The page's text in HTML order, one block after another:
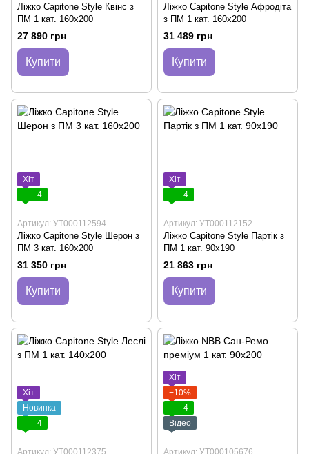
Ліжко Capitone Style Квінс з
ПМ 1 кат. 160x200
27 890 грн
Купити
Ліжко Capitone Style Афродіта
з ПМ 1 кат. 160x200
31 489 грн
Купити
Хіт
4
Артикул: УТ000112594
Ліжко Capitone Style Шерон з
ПМ 3 кат. 160x200
31 350 грн
Купити
Хіт
4
Артикул: УТ000112152
Ліжко Capitone Style Партік з
ПМ 1 кат. 90x190
21 863 грн
Купити
Хіт
Новинка
4
Хіт
−10%
4
Відео